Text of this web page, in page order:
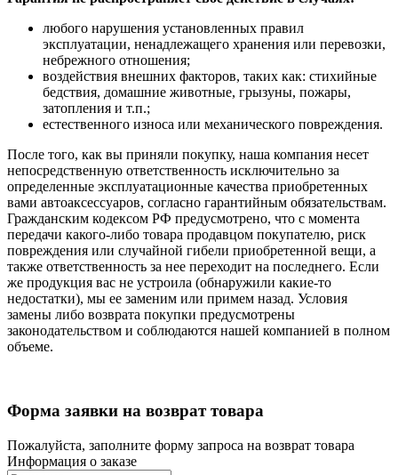
любого нарушения установленных правил
эксплуатации, ненадлежащего хранения или перевозки,
небрежного отношения;
воздействия внешних факторов, таких как: стихийные
бедствия, домашние животные, грызуны, пожары,
затопления и т.п.;
естественного износа или механического повреждения.
После того, как вы приняли покупку, наша компания несет
непосредственную ответственность исключительно за
определенные эксплуатационные качества приобретенных
вами автоаксессуаров, согласно гарантийным обязательствам.
Гражданским кодексом РФ предусмотрено, что с момента
передачи какого-либо товара продавцом покупателю, риск
повреждения или случайной гибели приобретенной вещи, а
также ответственность за нее переходит на последнего. Если
же продукция вас не устроила (обнаружили какие-то
недостатки), мы ее заменим или примем назад. Условия
замены либо возврата покупки предусмотрены
законодательством и соблюдаются нашей компанией в полном
объеме.
Форма заявки на возврат товара
Пожалуйста, заполните форму запроса на возврат товара
Информация о заказе